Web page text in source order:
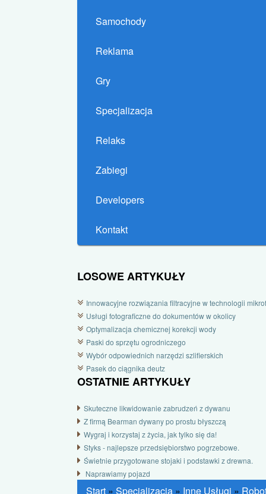
Samochody
Reklama
Gry
Specjalizacja
Relaks
Zabiegi
Developers
Kontakt
LOSOWE ARTYKUŁY
Innowacyjne rozwiązania filtracyjne w technologii
Usługi fotograficzne do dokumentów w okolicy
Optymalizacja chemicznej korekcji wody
Paski do sprzętu ogrodniczego
Wybór odpowiednich narzędzi szlifierskich
Pasek do ciągnika deutz
OSTATNIE ARTYKUŁY
Skuteczne likwidowanie zabrudzeń z dywanu
Z firmą Bearman dywany po prostu błyszczą
Wygraj i korzystaj z życia, jak tylko się da!
Styks - najlepsze przedsiębiorstwo pogrzebowe.
Świetnie przygotowane stojaki i podstawki z drewna.
Naprawiamy pojazd
Start » Specjalizacja » Inne Usługi »